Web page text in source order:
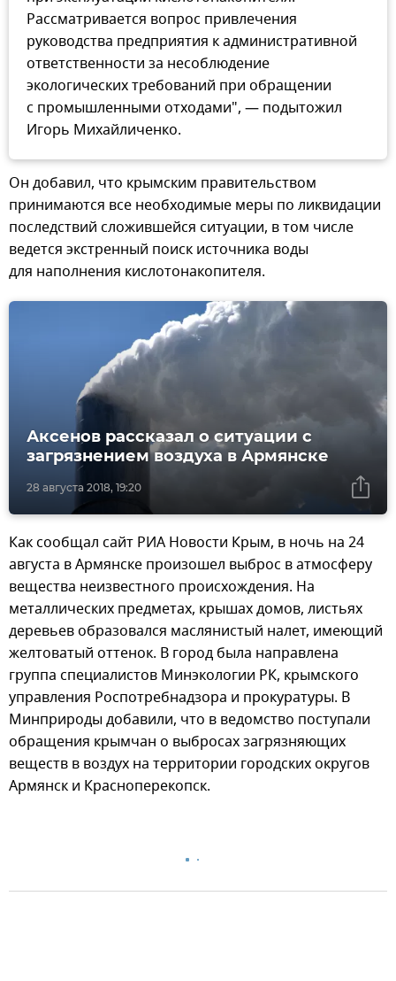
Рассматривается вопрос привлечения
руководства предприятия к административной
ответственности за несоблюдение
экологических требований при обращении
с промышленными отходами", — подытожил
Игорь Михайличенко.
Он добавил, что крымским правительством
принимаются все необходимые меры по ликвидации
последствий сложившейся ситуации, в том числе
ведется экстренный поиск источника воды
для наполнения кислотонакопителя.
28 августа 2018, 19:20
Аксенов рассказал о ситуации с
загрязнением воздуха в Армянске
Как сообщал сайт РИА Новости Крым, в ночь на 24
августа в Армянске произошел выброс в атмосферу
вещества неизвестного происхождения. На
металлических предметах, крышах домов, листьях
деревьев образовался маслянистый налет, имеющий
желтоватый оттенок. В город была направлена
группа специалистов Минэкологии РК, крымского
управления Роспотребнадзора и прокуратуры. В
Минприроды добавили, что в ведомство поступали
обращения крымчан о выбросах загрязняющих
веществ в воздух на территории городских округов
Армянск и Красноперекопск.